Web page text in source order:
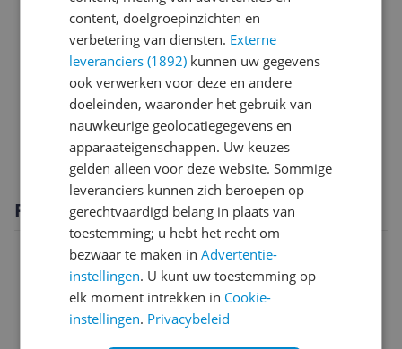
Capaciteit
Functies
Onderhoud
Technisch
Productomschrijving
content, doelgroepinzichten en
verbetering van diensten. Externe
leveranciers (1892) kunnen uw gegevens
ook verwerken voor deze en andere
doeleinden, waaronder het gebruik van
nauwkeurige geolocatiegegevens en
apparaateigenschappen. Uw keuzes
gelden alleen voor deze website. Sommige
leveranciers kunnen zich beroepen op
gerechtvaardigd belang in plaats van
toestemming; u hebt het recht om
bezwaar te maken inAdvertentie-
instellingen. U kunt uw toestemming op
elk moment intrekken in Cookie-
instellingen. Privacybeleid